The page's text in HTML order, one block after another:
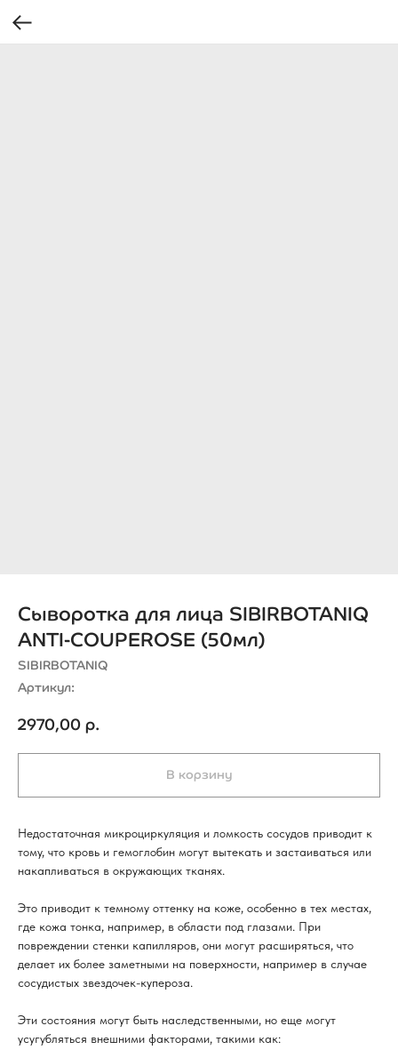
Сыворотка для лица SIBIRBOTANIQ
ANTI-COUPEROSE (50мл)
SIBIRBOTANIQ
Артикул:
2970,00 р.
В корзину
Недостаточная микроциркуляция и ломкость сосудов приводит к
тому, что кровь и гемоглобин могут вытекать и застаиваться или
накапливаться в окружающих тканях.
Это приводит к темному оттенку на коже, особенно в тех местах,
где кожа тонка, например, в области под глазами. При
повреждении стенки капилляров, они могут расширяться, что
делает их более заметными на поверхности, например в случае
сосудистых звездочек-купероза.
Эти состояния могут быть наследственными, но еще могут
усугубляться внешними факторами, такими как: